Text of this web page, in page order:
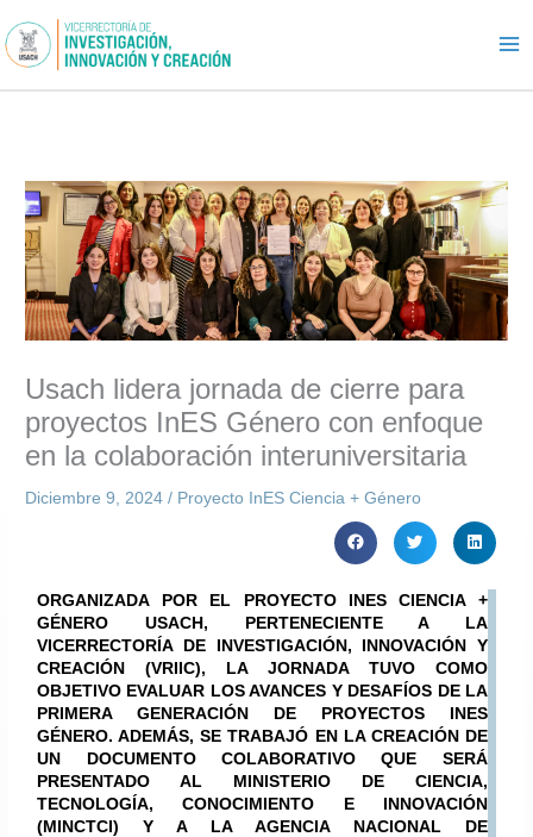
al
contenido
Usach lidera jornada de cierre para
proyectos InES Género con enfoque
en la colaboración interuniversitaria
Diciembre 9, 2024/ Proyecto InES Ciencia + Género
ORGANIZADA POR EL PROYECTO INES CIENCIA +
GÉNERO USACH, PERTENECIENTE A LA
VICERRECTORÍA DE INVESTIGACIÓN, INNOVACIÓN Y
CREACIÓN (VRIIC), LA JORNADA TUVO COMO
OBJETIVO EVALUAR LOS AVANCES Y DESAFÍOS DE LA
PRIMERA GENERACIÓN DE PROYECTOS INES
GÉNERO. ADEMÁS, SE TRABAJÓ EN LA CREACIÓN DE
UN DOCUMENTO COLABORATIVO QUE SERÁ
PRESENTADO AL MINISTERIO DE CIENCIA,
TECNOLOGÍA, CONOCIMIENTO E INNOVACIÓN
(MINCTCI) Y A LA AGENCIA NACIONAL DE